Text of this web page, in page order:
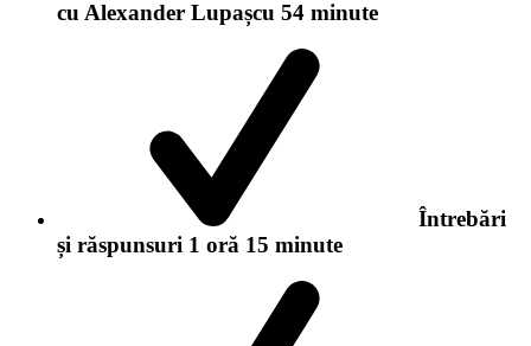
cu Alexander Lupașcu 54 minute
Întrebări
și răspunsuri 1 oră 15 minute